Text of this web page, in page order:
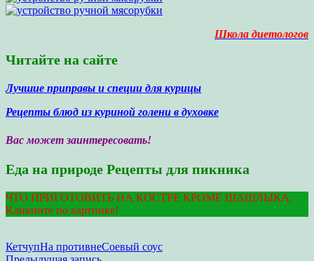
Школа диетологов
Читайте на сайте
Лучшие приправы и специи для курицы
Рецепты блюд из куриной голени в духовке
Вас может заинтересовать!
Еда на природе Рецепты для пикника
ЧТО ПРИГОТОВИТЬ НА КОСТРЕ КРОМЕ ШАШЛЫКА.
Кликните по картинке!
КетчупНа противнеСоевый соус